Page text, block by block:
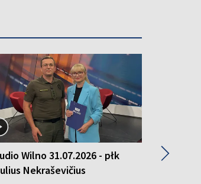
Wilno 31.07.2026 - płk
Nekraševičius
Studio
▶